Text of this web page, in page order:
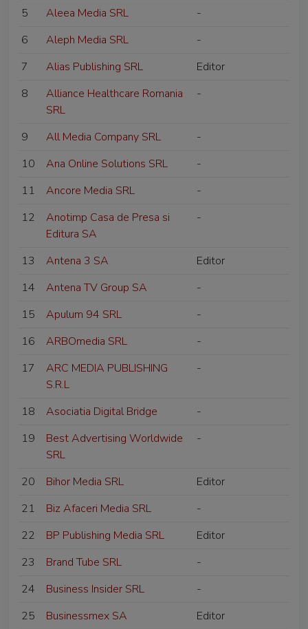
5
Aleea Media SRL
-
6
Aleph Media SRL
-
7
Alias Publishing SRL
Editor
8
Alliance Healthcare Romania
SRL
-
9 All Media Company SRL
-
10
Ana Online Solutions SRL
-
11
Ancore Media SRL
-
12
Anotimp Casa de Presa si
Editura SA
-
13 Antena 3 SA
Editor
14
Antena TV Group SA
-
15
Apulum 94 SRL
-
16
ARBOmedia SRL
-
17
ARC MEDIA PUBLISHING
S.R.L
-
18 Asociatia Digital Bridge
-
19
Best Advertising Worldwide
SRL
-
20 Bihor Media SRL
Editor
21
Biz Afaceri Media SRL
-
22
BP Publishing Media SRL
Editor
23
Brand Tube SRL
-
24
Business Insider SRL
-
25
Businessmex SA
Editor